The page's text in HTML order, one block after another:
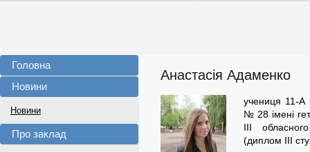
Головна
Новини
Новини
Про заклад
Анастасія Адаменко
учениця 11-А
№ 28 імені
ІІІ
(диплом ІІІ